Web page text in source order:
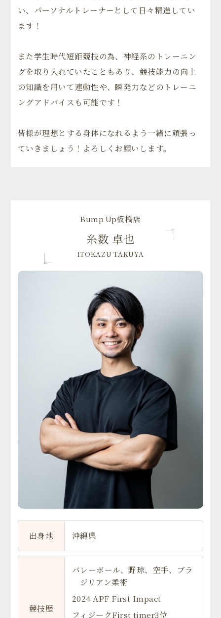
い、パーソナルトレーナーとして日々精進してい
ます！
また学生時代短距競技の為、神経系のトレーニン
グを取り入れていたこともあり、競技能力の向上
の知識を用いて連動性や、瞬発力などのトレーニ
ングアドバイスも可能です！
皆様が理想とする身体になれるよう一緒に頑張っ
ていきましょう！よろしくお願いします。
Bump Up板橋店
糸数 卓也
ITOKAZU TAKUYA
出身地 沖縄県
競技歴
バレーボール、野球、空手、ブラ
ジリアン柔術
2024 APF First Impact
フィジークFirst timer3位